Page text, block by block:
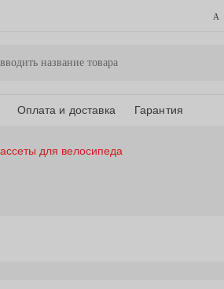
Оплата и доставка Гарантия
для велосипеда